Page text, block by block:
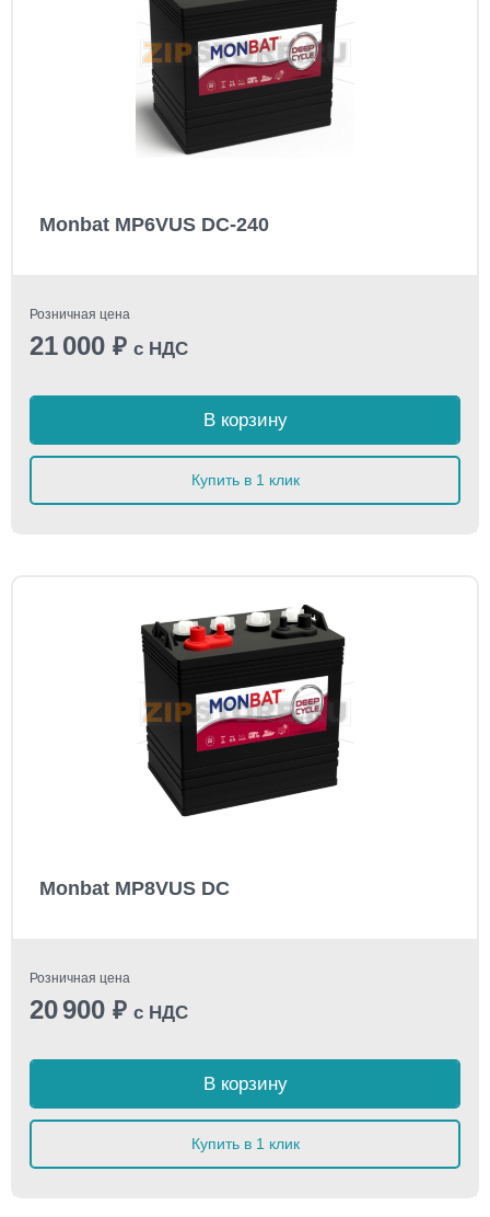
Monbat MP6VUS DC-240
Розничная цена
21 000 ₽ с НДС
В корзину
Купить в 1 клик
Monbat MP8VUS DC
Розничная цена
20 900 ₽ с НДС
В корзину
Купить в 1 клик